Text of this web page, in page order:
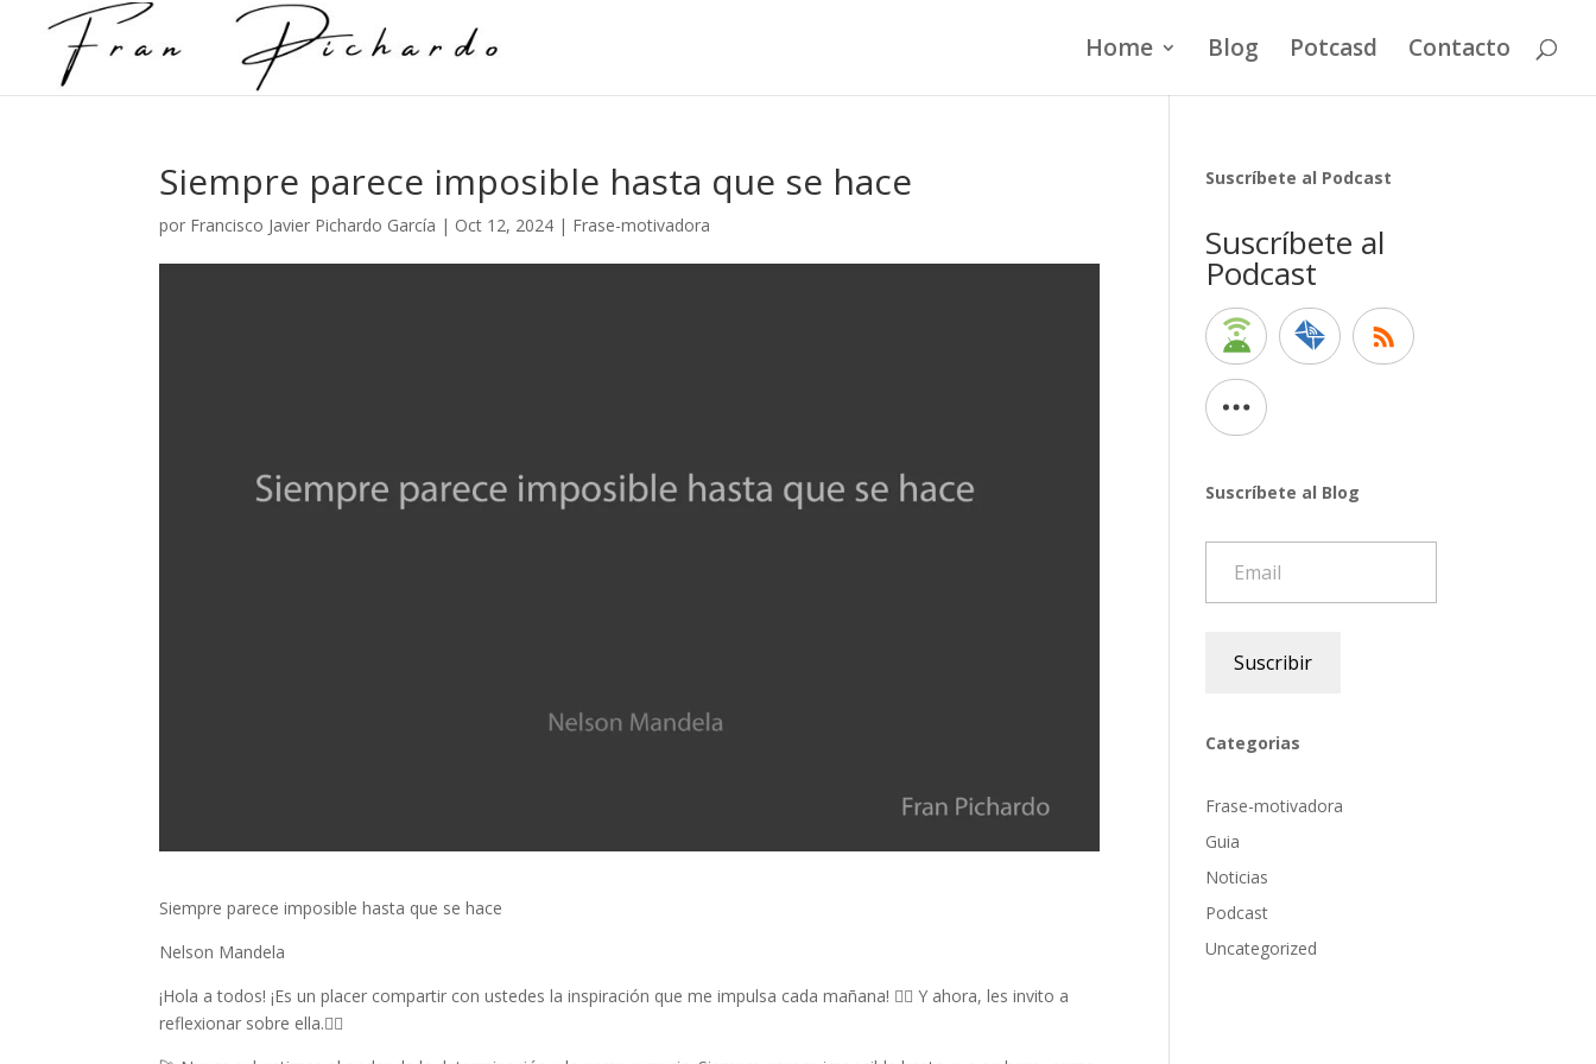
Home Blog Potcasd Contacto
Siempre parece imposible hasta que se hace
por Francisco Javier Pichardo García | Oct 12, 2024 | Frase-motivadora
Siempre parece imposible hasta que se hace
Nelson Mandela
¡Hola a todos! ¡Es un placer compartir con ustedes la inspiración que me impulsa cada mañana! 👆🏼 Y ahora, les invito a
reflexionar sobre ella.👇🏼
Suscríbete al Podcast
Suscríbete al
Podcast
Suscríbete al Blog
Suscribir
Categorias
Frase-motivadora
Guia
Noticias
Podcast
Uncategorized